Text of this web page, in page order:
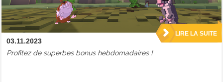
03.11.2023
Profitez de superbes bonus hebdomadaires !
LIRE LA SUITE